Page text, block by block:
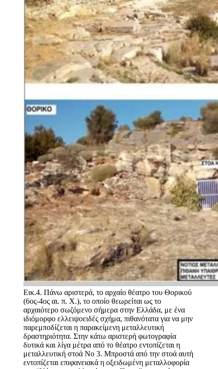
Εικ.4. Πάνω αριστερά, το αρχαίο θέατρο του Θορικού
(6ος-4ος αι. π. Χ.), το οποίο θεωρείται ως το
αρχαιότερο σωζόμενο σήμερα στην Ελλάδα, με ένα
ιδιόμορφο ελλειψοειδές σχήμα, πιθανότατα για να μην
παρεμποδίζεται η παρακείμενη μεταλλευτική
δραστηριότητα. Στην κάτω αριστερή φωτογραφία
δυτικά και λίγα μέτρα από το θέατρο εντοπίζεται η
μεταλλευτική στοά Νο 3. Μπροστά από την στοά αυτή
εντοπίζεται επιφανειακά η οξειδωμένη μεταλλοφορία